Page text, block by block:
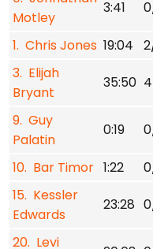
Motley
3:41
1. Chris Jones 19:04
3. Elijah
Bryant
35:50
9. Guy
Palatin
0:19
10. Bar Timor 1:22
15. Kessler
Edwards
23:28
20. Levi